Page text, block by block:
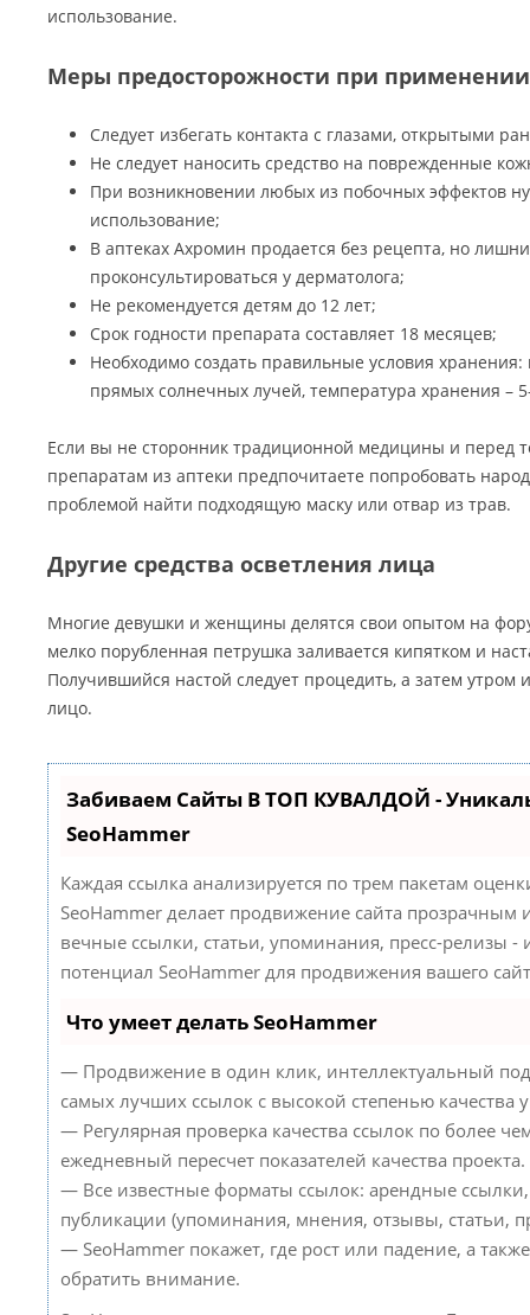
использование.
Меры предосторожности при
Следует избегать контакта с глазами, открытыми
Не следует наносить средство на поврежденные
При возникновении любых из побочных эффектов
использование;
В аптеках Ахромин продается без рецепта, но
проконсультироваться у дерматолога;
Не рекомендуется детям до 12 лет;
Срок годности препарата составляет 18 месяцев;
Необходимо создать правильные условия хранения:
прямых солнечных лучей, температура хранения –
Если вы не сторонник традиционной медицины и перед
препаратам из аптеки предпочитаете попробовать
проблемой найти подходящую маску или отвар из трав.
Другие средства осветления лица
Многие девушки и женщины делятся свои опытом на
мелко порубленная петрушка заливается кипятком и
Получившийся настой следует процедить, а затем
лицо.
Забиваем Сайты В ТОП КУВАЛДОЙ -
SeoHammer
Каждая ссылка анализируется по трем пакетам
SeoHammer делает продвижение сайта прозрачным
вечные ссылки, статьи, упоминания, пресс-релизы -
потенциал SeoHammer для продвижения вашего
Что умеет делать SeoHammer
— Продвижение в один клик, интеллектуальный
самых лучших ссылок с высокой степенью качества
— Регулярная проверка качества ссылок по более
ежедневный пересчет показателей качества проекта.
— Все известные форматы ссылок: арендные
публикации (упоминания, мнения, отзывы, статьи,
— SeoHammer покажет, где рост или падение, а
обратить внимание.